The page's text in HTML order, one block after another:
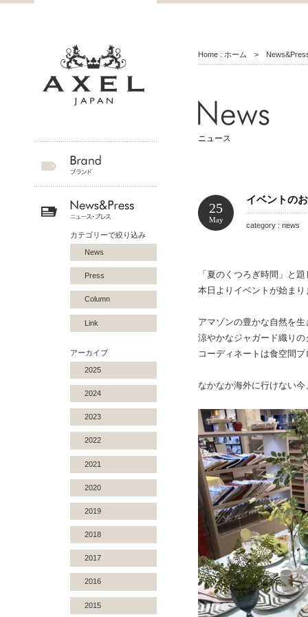
カテゴリーで絞り込み
News
Press
Column
Link
アーカイブ
2025
2024
2023
2022
2021
2020
2019
2018
2017
2016
2015
Home : ホーム >
ニュース
25
May
イベントの
category : news
「夏のくつろぎ時間」と
本日よりイベントが始まり
アマゾンの豊かな自然を
涼やかなジャガード織り
コーディネートは食空間
なかなか海外に行けない